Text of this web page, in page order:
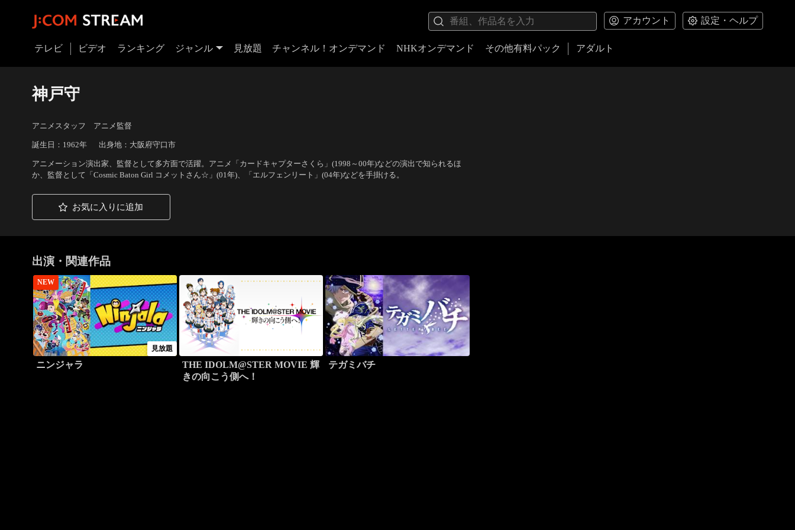
アカウント 設定・ヘルプ
テレビ ビデオ ランキング ジャンル 見放題 チャンネル！オンデマンド NHKオンデマンド その他有料パック アダルト
神戸守
アニメスタッフ アニメ監督
誕生日：1962年 出身地：大阪府守口市
アニメーション演出家、監督として多方面で活躍。アニメ「カードキャプターさくら」(1998～00年)などの演出で知られるほ
か、監督として「Cosmic Baton Girl コメットさん☆」(01年)、「エルフェンリート」(04年)などを手掛ける。
お気に入りに追加
出演・関連作品
NEW
見放題
ニンジャラ
THE IDOLM@STER MOVIE 輝
きの向こう側へ！
テガミバチ